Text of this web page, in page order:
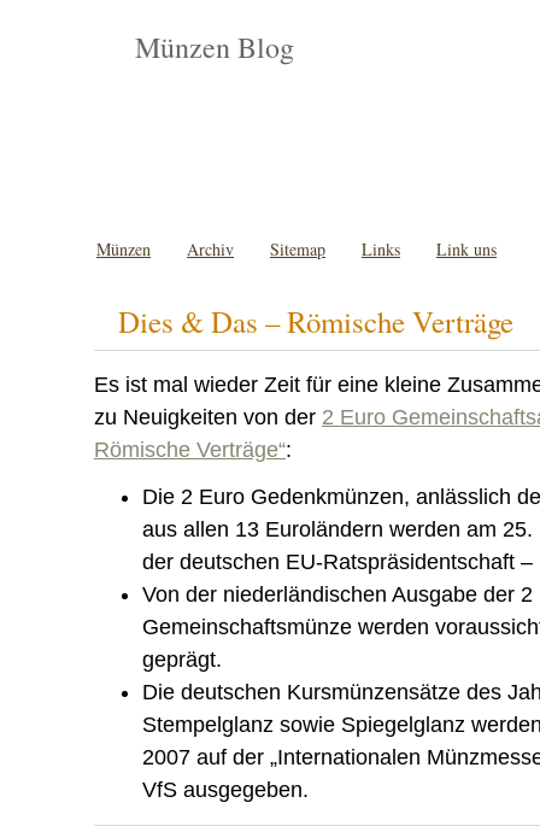
Münzen Blog
Münzen Archiv Sitemap Links Link uns
Dies & Das – Römische Verträge
Es ist mal wieder Zeit für eine kleine
zu Neuigkeiten von der 2 Euro
Römische Verträge“:
Die 2 Euro Gedenkmünzen, anlässlich
aus allen 13 Euroländern werden am
der deutschen EU-Ratspräsidentschaft
Von der niederländischen Ausgabe der 2
Gemeinschaftsmünze werden
geprägt.
Die deutschen Kursmünzensätze des
Stempelglanz sowie Spiegelglanz
2007 auf der „Internationalen
VfS ausgegeben.